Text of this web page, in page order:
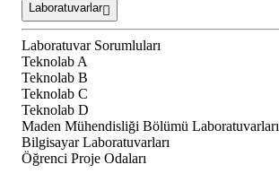
Laboratuvarlar
Laboratuvar Sorumluları
Teknolab A
Teknolab B
Teknolab C
Teknolab D
Maden Mühendisliği Bölümü Laboratuvarları
Bilgisayar Laboratuvarları
Öğrenci Proje Odaları